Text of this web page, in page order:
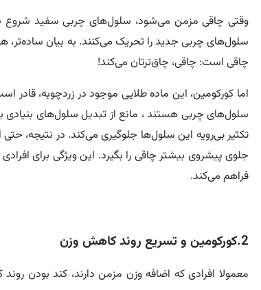
وقتی چاقی مزمن می‌شود، سلول‌های چربی سفید شروع به
سلول‌های چربی جدید را تحریک می‌کنند. به بیان
چاقی است: چاقی، چاق‌ترتان می‌کند!
اما کورکومین، این ماده طلایی موجود در زردچوبه،
سلول‌های چربی هستند ، مانع از تبدیل سلول‌های بنیادی
تکثیر بی‌رویه این سلول‌ها جلوگیری می‌کند. در نتیجه،
جلوی پیشروی بیشتر چاقی را بگیرد. این ویژگی برای
فراهم می‌کند.
2.کورکومین و تسریع روند کاهش وزن
معمولا افرادی که اضافه وزن مزمن دارند، کند بودن